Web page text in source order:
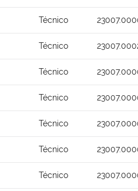
Técnico
Técnico
Técnico
Técnico
Técnico
Técnico
Técnico